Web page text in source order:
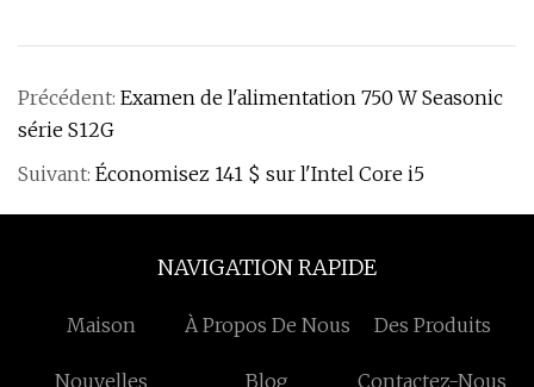
Précédent: Examen de l'alimentation 750 W Seasonic
série S12G
Suivant: Économisez 141 $ sur l'Intel Core i5
NAVIGATION RAPIDE
Maison À Propos De Nous Des Produits
Nouvelles Blog Contactez-Nous